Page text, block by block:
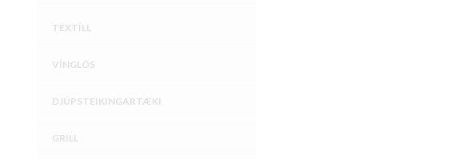
TEXTÍLL
VÍNGLÖS
DJÚPSTEIKINGARTÆKI
GRILL